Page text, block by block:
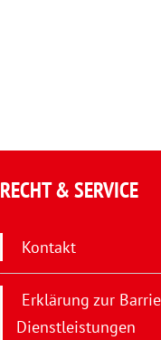
RECHT & SERVICE
Kontakt
Erklärung zur
Dienstleistungen